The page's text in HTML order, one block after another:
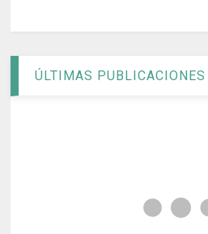
ÚLTIMAS PUBLICACIONES